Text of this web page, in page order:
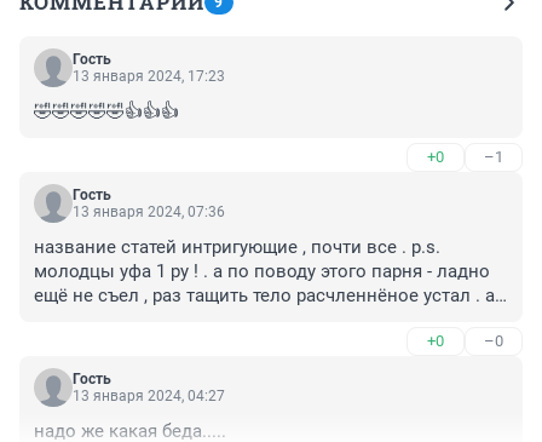
Гость
13 января 2024, 17:23
🤣🤣🤣🤣🤣👍👍👍
+0 –1
Гость
13 января 2024, 07:36
название статей интригующие , почти все . p.s.
молодцы уфа 1 ру ! . а по поводу этого парня - ладно
ещё не съел , раз тащить тело расчленнёное устал . а
после того как отсидит в тюрьме : он изнасиловал и
убил , а потом рсчленил труп своей сестры родной и
тащил в багажник своей мамы . да уж , понимаешь -
+0 –0
Гость
13 января 2024, 04:27
надо же какая беда.....